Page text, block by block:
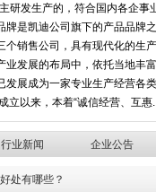
研发生产的，符合国内各企事
牌是凯迪公司旗下的产品品牌
个销售公司，具有现代化的生
业发展的布局中，依托当地丰
发展成为一家专业生产经营各
立以来，本着“诚信经营、互惠...
行业新闻 企业公告
处有哪些？